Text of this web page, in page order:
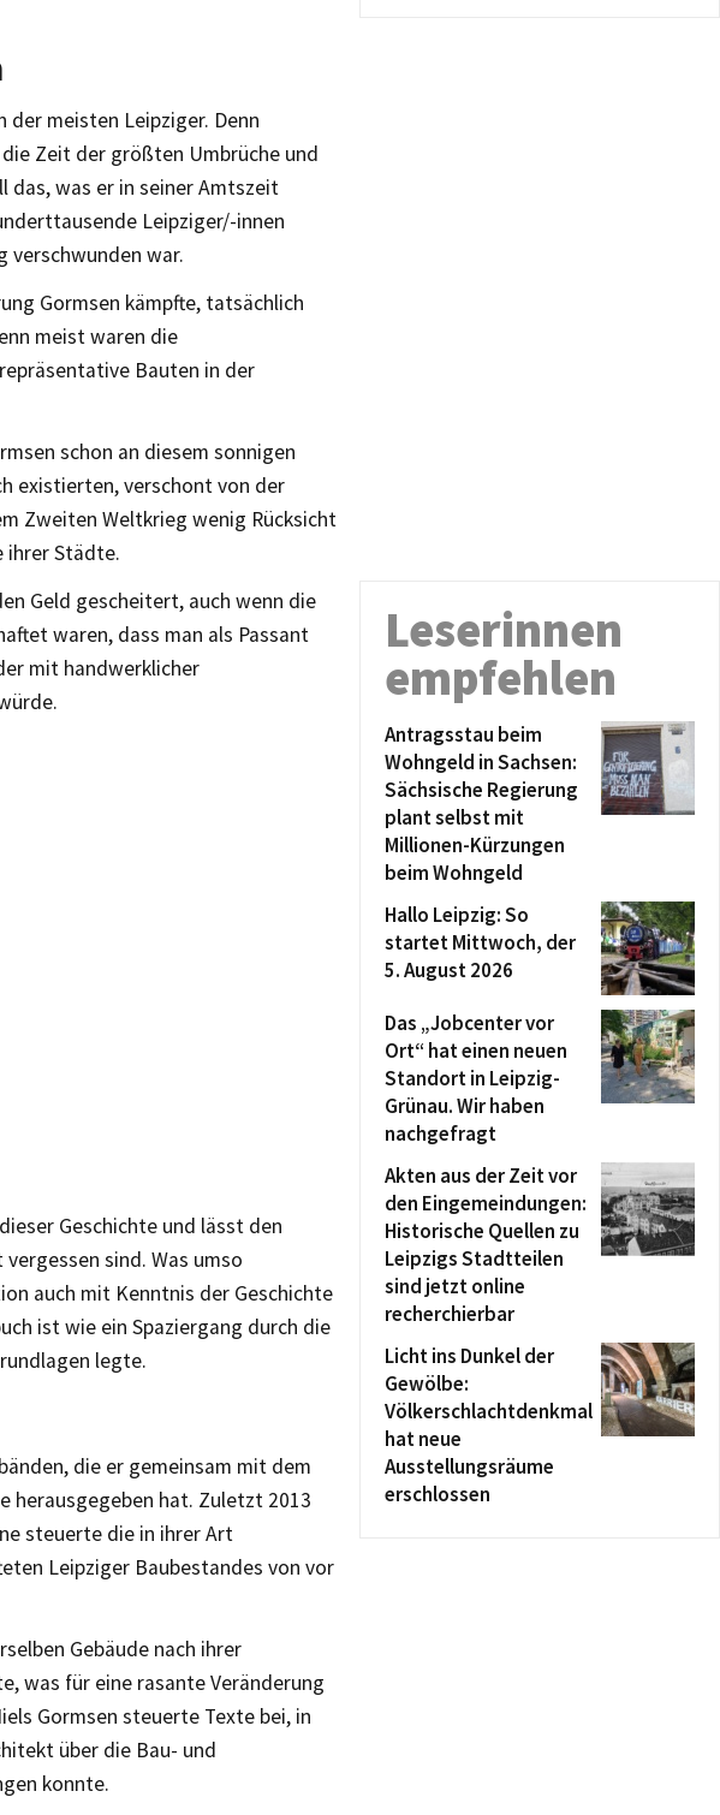
der meisten Leipziger. Denn
Zeit der größten Umbrüche und
das, was er in seiner Amtszeit
Leipziger/-innen
war.
Gormsen kämpfte, tatsächlich
meist waren die
Bauten in der
schon an diesem sonnigen
existierten, verschont von der
Zweiten Weltkrieg wenig Rücksicht
ihrer Städte.
Geld gescheitert, auch wenn die
waren, dass man als Passant
mit handwerklicher
Geschichte und lässt den
sind. Was umso
auch mit Kenntnis der Geschichte
ist wie ein Spaziergang durch die
legte.
die er gemeinsam mit dem
herausgegeben hat. Zuletzt 2013
steuerte die in ihrer Art
Leipziger Baubestandes von vor
Gebäude nach ihrer
was für eine rasante Veränderung
Gormsen steuerte Texte bei, in
über die Bau- und
konnte.
Leserinnen
empfehlen
Antragsstau beim
Wohngeld in Sachsen:
Sächsische Regierung
plant selbst mit
Millionen-Kürzungen
beim Wohngeld
Hallo Leipzig: So
startet Mittwoch, der
5. August 2026
Das „Jobcenter vor
Ort“ hat einen neuen
Standort in Leipzig-
Grünau. Wir haben
nachgefragt
Akten aus der Zeit vor
den Eingemeindungen:
Historische Quellen zu
Leipzigs Stadtteilen
sind jetzt online
recherchierbar
Licht ins Dunkel der
Gewölbe:
Völkerschlachtdenkmal
hat neue
Ausstellungsräume
erschlossen